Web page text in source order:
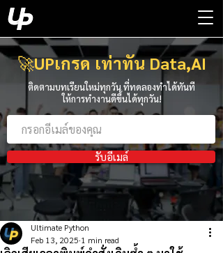
🚀UPเกรด เท่าทัน Data,AI
ติดตามบทเรียนใหม่ทุกวัน ที่ทดลองทำได้ทันที
ให้การทำงานดีขึ้นได้ทุกวัน!
รับอีเมล์
Ultimate Python
Feb 13, 2025 1 min read